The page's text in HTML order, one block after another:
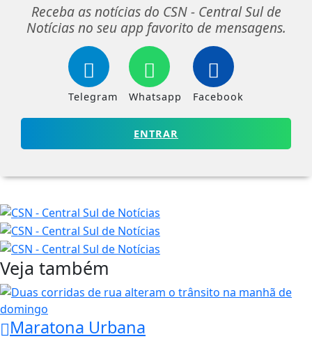
Receba as notícias do CSN - Central Sul de
Notícias no seu app favorito de mensagens.
Telegram Whatsapp Facebook
ENTRAR
Veja também
Maratona Urbana